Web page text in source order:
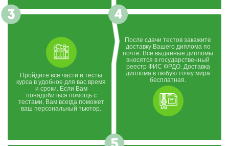
Пройдите все части и тесты
курса в удобное для вас время
и сроки. Если Вам
понадобиться помощь с
тестами, Вам всегда поможет
ваш персональный тьютор.
После сдачи тестов закажите
доставку Вашего диплома по
почте. Все выданные дипломы
вносятся в государственный
реестр ФИС ФРДО. Доставка
диплома в любую точку мира
бесплатная.